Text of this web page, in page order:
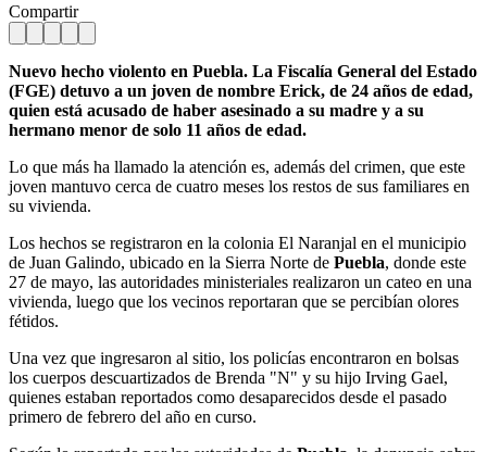
Compartir
Nuevo hecho violento en Puebla. La Fiscalía General del Estado
(FGE) detuvo a un joven de nombre Erick, de 24 años de edad,
quien está acusado de haber asesinado a su madre y a su
hermano menor de solo 11 años de edad.
Lo que más ha llamado la atención es, además del crimen, que este
joven mantuvo cerca de cuatro meses los restos de sus familiares en
su vivienda.
Los hechos se registraron en la colonia El Naranjal en el municipio
de Juan Galindo, ubicado en la Sierra Norte de Puebla, donde este
27 de mayo, las autoridades ministeriales realizaron un cateo en una
vivienda, luego que los vecinos reportaran que se percibían olores
fétidos.
Una vez que ingresaron al sitio, los policías encontraron en bolsas
los cuerpos descuartizados de Brenda "N" y su hijo Irving Gael,
quienes estaban reportados como desaparecidos desde el pasado
primero de febrero del año en curso.